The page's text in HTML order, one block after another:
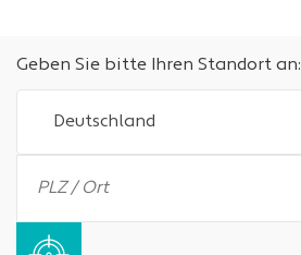
Geben Sie bitte Ihren Standort an:
Deutschland